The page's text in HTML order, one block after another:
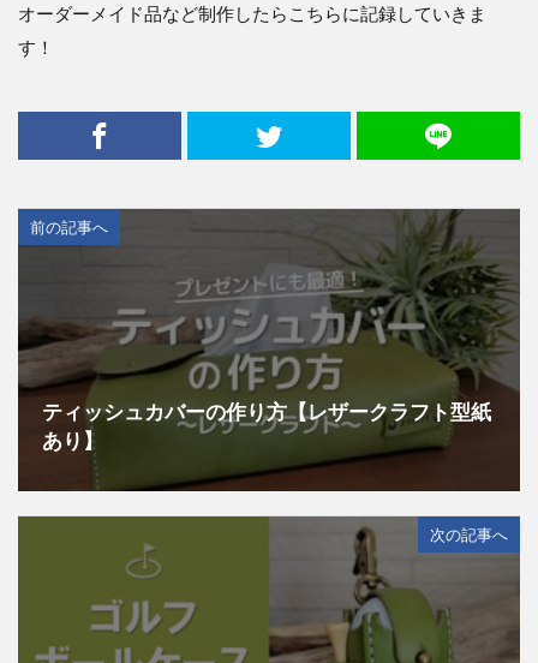
オーダーメイド品など制作したらこちらに記録していきま
す！
前の記事へ
ティッシュカバーの作り方【レザークラフト型紙
あり】
次の記事へ